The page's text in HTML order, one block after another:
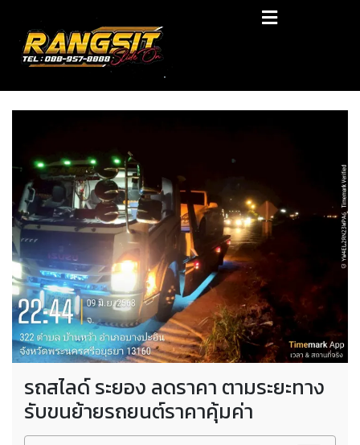
content
RANGSIT SlideON
รถยก168 รถสไลด์รังสิต รถสไลด์ ราคาถูก
รถสไลด์ ระยอง ลดราคา ตามระยะทาง
รับขนย้ายรถยนต์ราคาคุ้มค่า